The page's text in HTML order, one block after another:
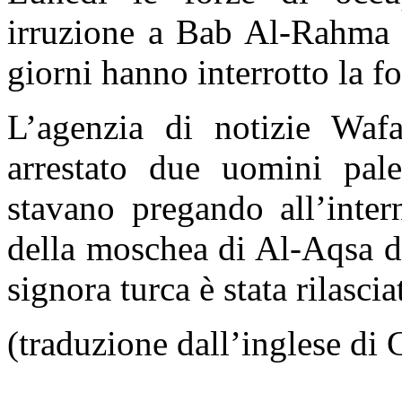
irruzione a Bab Al-
giorni hanno interrotto la
L’agenzia di notizie
arrestato due uomini
stavano pregando
della moschea di Al-Aqsa
signora turca è stata
(traduzione dall’inglese di